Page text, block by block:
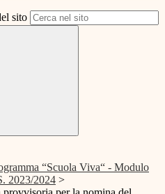
sito
“Scuola Viva“ - Modulo
2023/2024 >